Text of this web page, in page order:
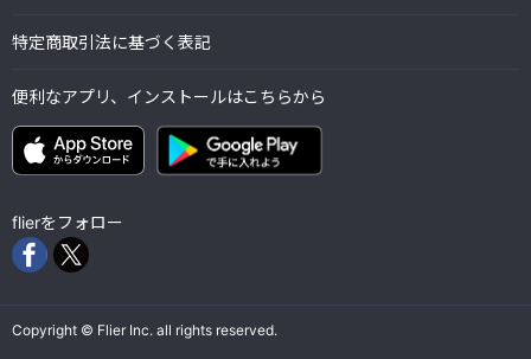
特定商取引法に基づく表記
便利なアプリ、インストールはこちらから
flierをフォロー
Copyright © Flier Inc. all rights reserved.